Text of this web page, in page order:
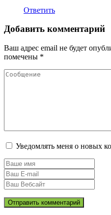
Ответить
Добавить комментарий
Ваш адрес email не будет
помечены *
Уведомлять меня о новых